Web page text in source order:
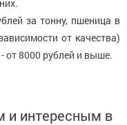
за тонну, пшеница в
от качества)
от 8000 рублей и выше.
и интересным в